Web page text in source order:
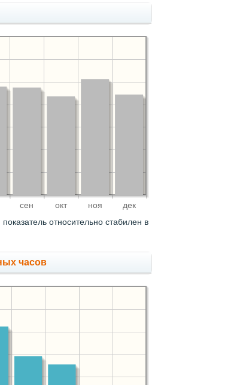
сен окт ноя дек
относительно стабилен в
часов